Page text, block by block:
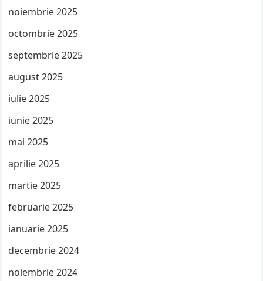
noiembrie 2025
octombrie 2025
septembrie 2025
august 2025
iulie 2025
iunie 2025
mai 2025
aprilie 2025
martie 2025
februarie 2025
ianuarie 2025
decembrie 2024
noiembrie 2024